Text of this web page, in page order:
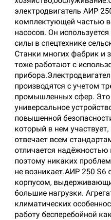
электродвигатель АИР
комплектующей частью
насосов. Он
силы в спецтехнике
Станки многих фабрик и
тоже работают с
производятся с учетом
промышленных сфер.
универсальное
повышенной
который в нем
отвечает всем
отличается надёжностью
поэтому никаких
не возникает.АИР 250
корпусом,
большие нагрузки.
климатических
работу бесперебойной